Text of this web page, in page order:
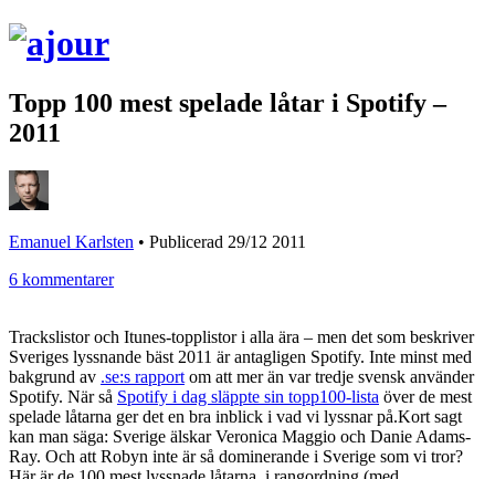
Topp 100 mest spelade låtar i Spotify –
2011
Emanuel Karlsten • Publicerad 29/12 2011
6 kommentarer
Trackslistor och Itunes-topplistor i alla ära – men det som beskriver
Sveriges lyssnande bäst 2011 är antagligen Spotify. Inte minst med
bakgrund av .se:s rapport om att mer än var tredje svensk använder
Spotify. När så Spotify i dag släppte sin topp100-lista över de mest
spelade låtarna ger det en bra inblick i vad vi lyssnar på.Kort sagt
kan man säga: Sverige älskar Veronica Maggio och Danie Adams-
Ray. Och att Robyn inte är så dominerande i Sverige som vi tror?